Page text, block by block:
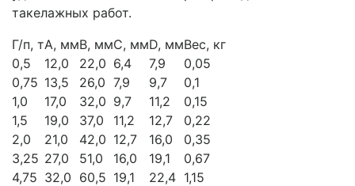
такелажных работ.
Г/п, тA, ммB, ммC, ммD, ммВес, кг
0,5
12,0 22,0 6,4 7,9
0,05
0,75 13,5 26,0 7,9 9,7
0,1
1,0
17,0 32,0 9,7 11,2
0,15
1,5
19,0 37,0 11,2 12,7
0,22
2,0
21,0 42,0 12,7 16,0
0,35
3,25 27,0 51,0 16,0 19,1
0,67
4,75 32,0 60,5 19,1 22,4 1,15